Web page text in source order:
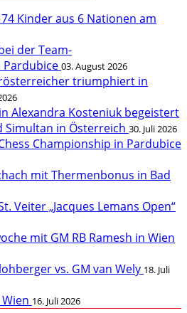
Kinder aus 6 Nationen am
der Team-
03. August 2026
triumphiert in
Alexandra Kosteniuk begeistert
Simultan in Österreich 30. Juli 2026
Championship in Pardubice
mit Thermenbonus in Bad
Veiter „Jacques Lemans Open“
mit GM RB Ramesh in Wien
vs. GM van Wely 18. Juli
16. Juli 2026